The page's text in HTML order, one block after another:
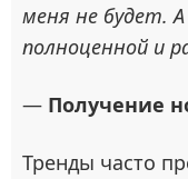
меня не будет.
полноценной и
— Получение
Тренды часто